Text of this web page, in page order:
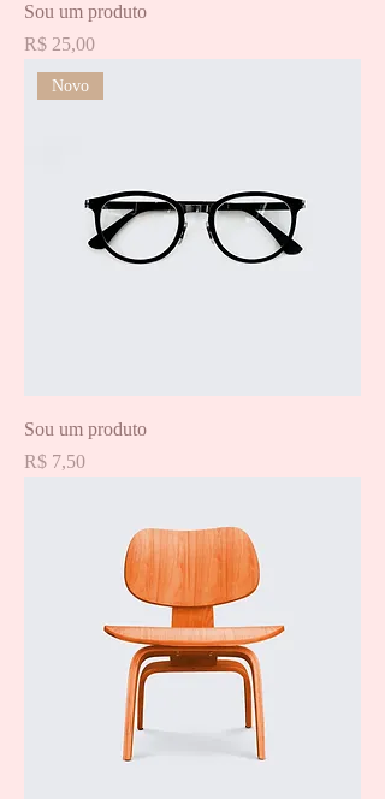
Sou um produto
Preço
R$ 25,00
Novo
Sou um produto
Preço
R$ 7,50